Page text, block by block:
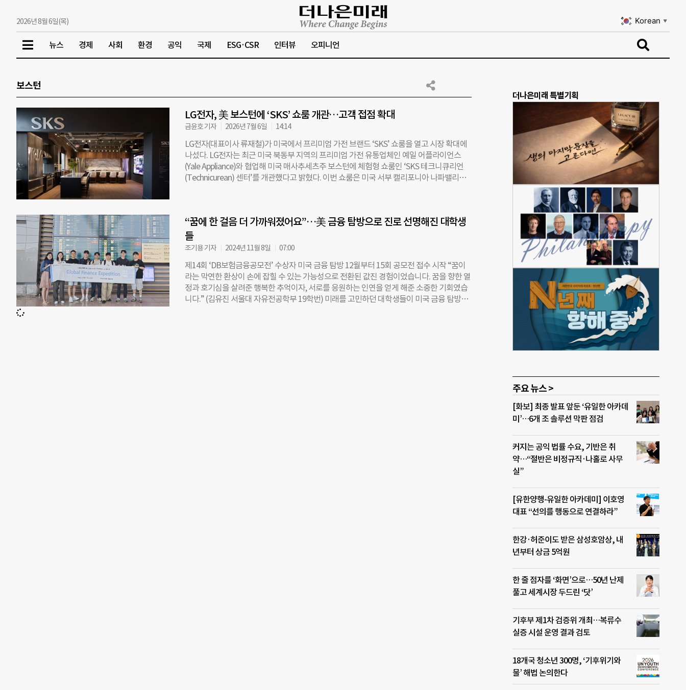
2026년 8월 6일(목) Korean ▼
뉴스 경제 사회 환경 공익 국제 ESG·CSR 인터뷰 오피니언
보스턴
LG전자, 美 보스턴에 ‘SKS’ 쇼룸 개관…고객 접점 확대
금윤호 기자 2026년 7월 6일 14:14
LG전자(대표이사 류재철)가 미국에서 프리미엄 가전 브랜드 ‘SKS’ 쇼룸을 열고 시장 확대에
나섰다. LG전자는 최근 미국 북동부 지역의 프리미엄 가전 유통업체인 예일 어플라이언스
(Yale Appliance)와 협업해 미국 매사추세츠주 보스턴에 체험형 쇼룸인 ‘SKS 테크니큐리언
(Technicurean) 센터’를 개관했다고 밝혔다. 이번 쇼룸은 미국 서부 캘리포니아 나파밸리와
이너 등 업계 전문가와 일반 고객이 프리미엄 빌트인 가전을 직접 체험할 수 있는 공간이다.
해당 쇼룸은 판매 중심의 전시 공간에서 벗어나 실제 고급 주거 공간을 연상시키는 형태로 꾸
며졌다. 맞춤형 주방 가구 업체 웨그너 캐비너트리(Wegner Cabinetry), 인테리어 업체 LX하
조성됐다. 고객은 실시간 요리 시연, SKS만의 차별화된 빌트인 디자인과 성능을 경험할 수 있
다. 또 다양한 주방 환경을 구현한 전시 공간과 터치스크린 기반의 콘텐츠를 통해 SKS의 프리
미엄 빌트인 가전이 현대적인 주거 공간과 자연스럽게 조화를 이루는 모습을 확인할 수 있다.
전시 제품으로는 가스·인덕션·수비드 기능을 하나의 제품에 구현한 ‘프로 레인지’, 스팀·컨
“꿈에 한 걸음 더 가까워졌어요”…美 금융 탐방으로 진로 선명해진 대학생
들
조기용 기자 2024년 11월 8일 07:00
제14회 ‘DB보험금융공모전’ 수상자 미국 금융 탐방 12월부터 15회 공모전 접수 시작 “꿈이
라는 막연한 환상이 손에 잡힐 수 있는 가능성으로 전환된 값진 경험이었습니다. 꿈을 향한 열
정과 호기심을 살려준 행복한 추억이자, 서로를 응원하는 인연을 얻게 해준 소중한 기회였습
니다.” (김유진 서울대 자유전공학부 19학번) 미래를 고민하던 대학생들이 미국 금융 탐방을
더나은미래 특별기획
주요 뉴스 >
[화보] 최종 발표 앞둔 ‘유일한 아카데
미’…6개 조 솔루션 막판 점검
커지는 공익 법률 수요, 기반은 취
약…“절반은 비정규직·나홀로 사무
실”
[유한양행-유일한 아카데미] 이호영
대표 “선의를 행동으로 연결하라”
한강·허준이도 받은 삼성호암상, 내
년부터 상금 5억원
한 줄 점자를 ‘화면’으로…50년 난제
풀고 세계시장 두드린 ‘닷’
기후부 제1차 검증위 개최…복류수
실증 시설 운영 결과 검토
18개국 청소년 300명, ‘기후위기와
물’ 해법 논의한다